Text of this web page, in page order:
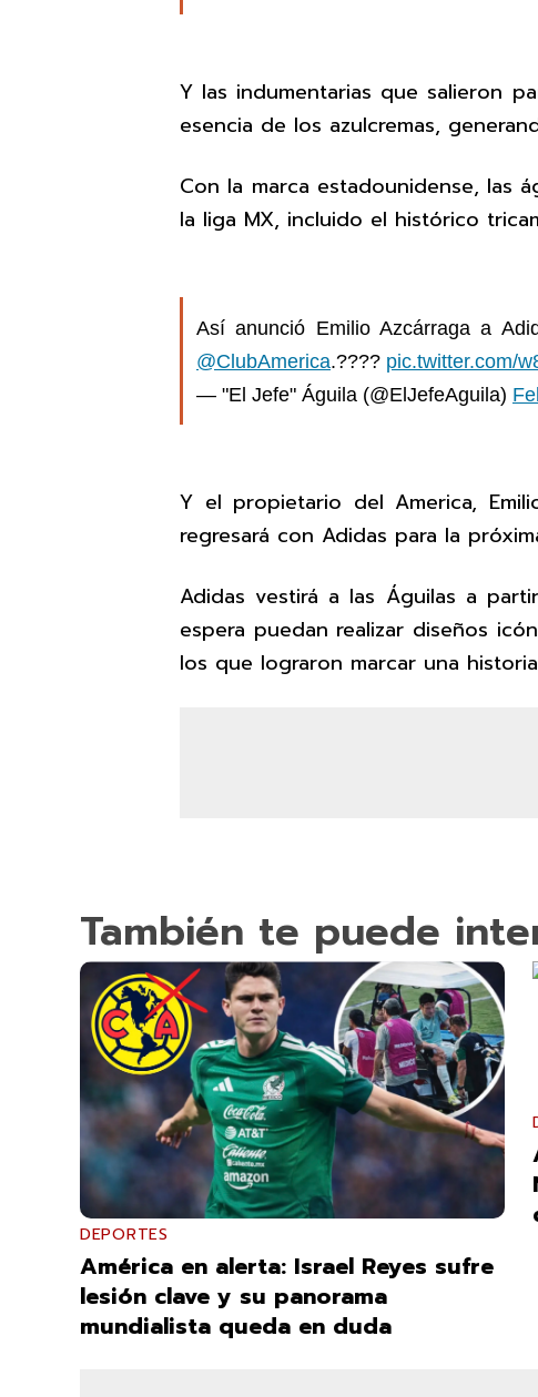
Y las indumentarias que salieron
esencia de los azulcremas,
Con la marca estadounidense, las
la liga MX, incluido el histórico
Así anunció Emilio Azcárraga a
@ClubAmerica.???? pic.twitter.com/
— "El Jefe" Águila (@ElJefeAguila)
Y el propietario del America,
regresará con Adidas para la
Adidas vestirá a las Águilas a
espera puedan realizar diseños
los que lograron marcar una
También te puede
DEPORTES
América en alerta: Israel Reyes sufre
lesión clave y su panorama
mundialista queda en duda